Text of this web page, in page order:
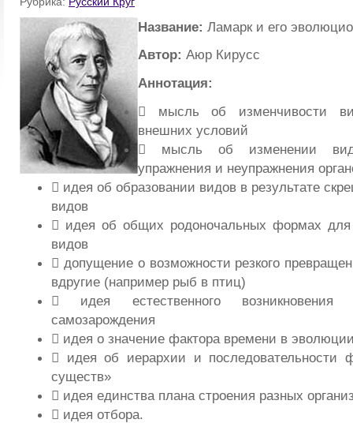
Название: Ламарк и его
Автор: Аюр Кирусс
Аннотация:
 мысль об изменчивости
внешних условий
 мысль об изменении
упражнения и неупражнения
 идея об образовании видов в результате
видов
 идея об общих родоночальных формах для
видов
 допущение о возможности резкого
вдругие (например рыб в птиц)
 идея естественного возникновения
самозарождения
 идея о значение фактора времени в
 идея об иерархии и последовательности
существ»
 идея единства плана строения разных
 идея отбора.